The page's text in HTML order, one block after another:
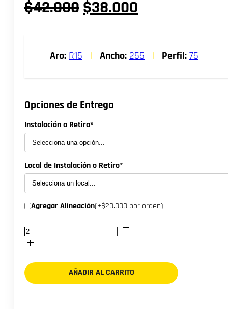
$42.000El
original
$38.000
actual
Aro: R15 | Ancho: 255 | Perfil:75
Opciones de Entrega
Instalación o Retiro*
Local de Instalación o Retiro*
Agregar Alineación(+$20.000 por orden)
NEUMATICO
255/75R15
GOODYEAR
AT/S
-
AÑADIR AL CARRITO